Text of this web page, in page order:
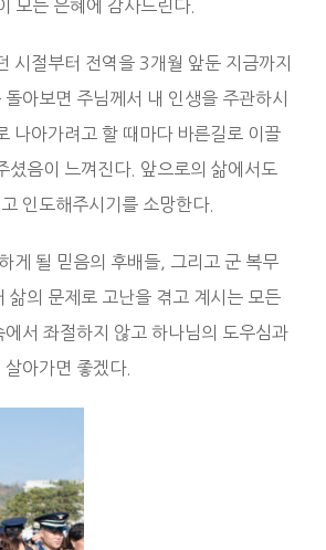
모든 은혜에 감사드린다.
시절부터 전역을 3개월 앞둔 지금까지
아보면 주님께서 내 인생을 주관하시
나아가려고 할 때마다 바른길로 이끌
셨음이 느껴진다. 앞으로의 삶에서도
인도해주시기를 소망한다.
게 될 믿음의 후배들, 그리고 군 복무
삶의 문제로 고난을 겪고 계시는 모든
에서 좌절하지 않고 하나님의 도우심과
아가면 좋겠다.